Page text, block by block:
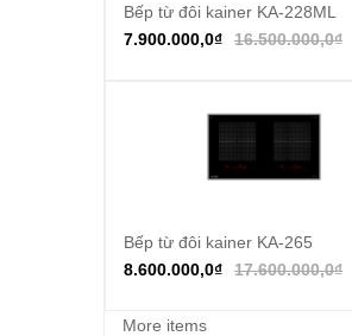
Thêm vào giỏ hàng
Bếp từ đôi kainer KA-228ML
16.500.000,0₫
7.900.000,0₫
Thêm vào giỏ hàng
Bếp từ đôi kainer KA-265
17.600.000,0₫
8.600.000,0₫
More items